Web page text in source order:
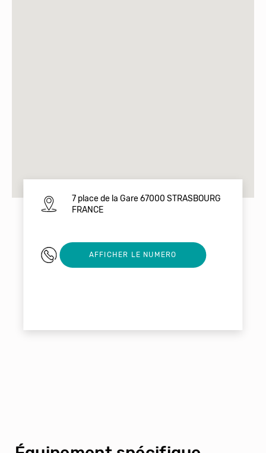
7 place de la Gare 67000 STRASBOURG
FRANCE
03 88 11 45 00
AFFICHER LE NUMERO